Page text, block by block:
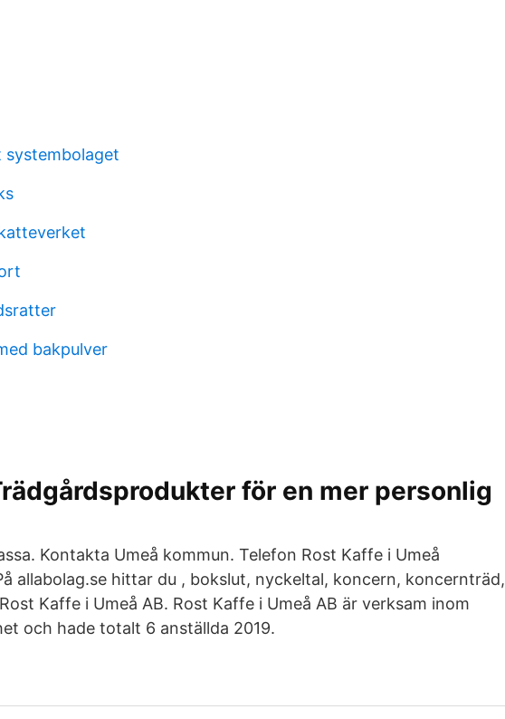
systembolaget
bakpulver
för en mer personlig
Kontakta Umeå kommun. Telefon Rost Kaffe i Umeå
allabolag.se hittar du , bokslut, nyckeltal, koncern, koncernträd,
Kaffe i Umeå AB. Rost Kaffe i Umeå AB är verksam inom
och hade totalt 6 anställda 2019.